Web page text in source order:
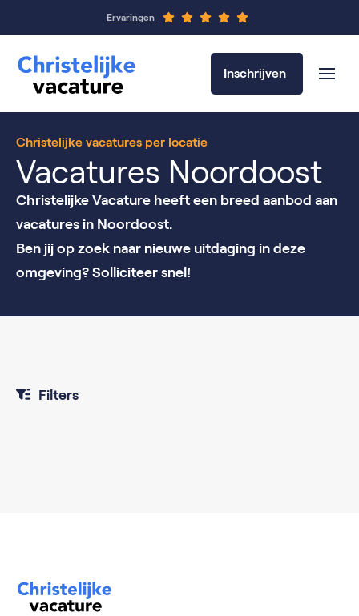
Ervaringen
Inschrijven
Christelijke vacatures per locatie
Vacatures Noordoost
Christelijke Vacature heeft een breed aanbod aan
vacatures in Noordoost.
Ben jij op zoek naar nieuwe uitdaging in deze
omgeving? Solliciteer snel!
Filters